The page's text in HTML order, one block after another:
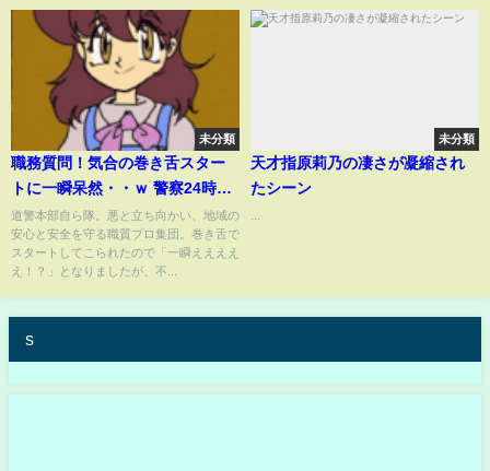
未分類
職務質問！気合の巻き舌スター
トに一瞬呆然・・ｗ 警察24時で
おなじみの職質部隊自ら隊
道警本部自ら隊。悪と立ち向かい、地域の
安心と安全を守る職質プロ集団。巻き舌で
スタートしてこられたので「一瞬ええええ
え！？」となりましたが、不...
未分類
天才指原莉乃の凄さが凝縮され
たシーン
s